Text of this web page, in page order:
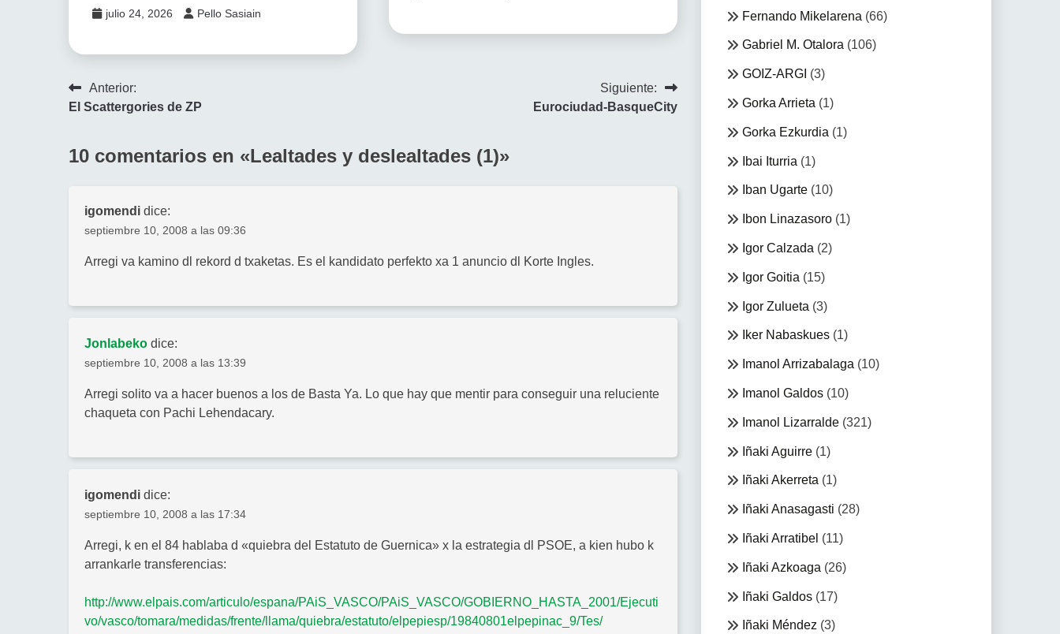
julio 24, 2026 Pello Sasiain
Navegación
entradas
Anterior:
El Scattergories de ZP
Siguiente:
Eurociudad-BasqueCity
10 comentarios en «Lealtades y deslealtades (1)»
igomendi dice:
septiembre 10, 2008 a las 09:36
Arregi va kamino dl rekord d txaketas. Es el kandidato perfekto xa 1 anuncio dl Korte Ingles.
Jonlabeko dice:
septiembre 10, 2008 a las 13:39
Arregi solito va a hacer buenos a los de Basta Ya. Lo que hay que mentir para conseguir una reluciente
chaqueta con Pachi Lehendacary.
igomendi dice:
septiembre 10, 2008 a las 17:34
Arregi, k en el 84 hablaba d «quiebra del Estatuto de Guernica» x la estrategia dl PSOE, a kien hubo k
arrankarle transferencias:
http://www.elpais.com/articulo/espana/PAiS_VASCO/PAiS_VASCO/GOBIERNO_HASTA_2001/Ejecuti
vo/vasco/tomara/medidas/frente/llama/quiebra/estatuto/elpepiesp/19840801elpepinac_9/Tes/
Fernando Mikelarena (66)
Gabriel M. Otalora(106)
GOIZ-ARGI (3)
Gorka Arrieta (1)
Gorka Ezkurdia (1)
Ibai Iturria (1)
Iban Ugarte(10)
Ibon Linazasoro(1)
Igor Calzada (2)
Igor Goitia (15)
Igor Zulueta (3)
Iker Nabaskues(1)
Imanol Arrizabalaga (10)
Imanol Galdos(10)
Imanol Lizarralde(321)
Iñaki Aguirre(1)
Iñaki Akerreta(1)
Iñaki Anasagasti (28)
Iñaki Arratibel (11)
Iñaki Azkoaga (26)
Iñaki Galdos(17)
Iñaki Méndez(3)